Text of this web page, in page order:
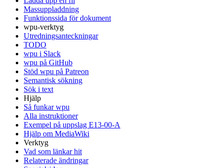
Massuppladdning
Funktionssida för dokument
wpu-verktyg
Utredningsanteckningar
TODO
wpu i Slack
wpu på GitHub
Stöd wpu på Patreon
Semantisk sökning
Sök i text
Hjälp
Så funkar wpu
Alla instruktioner
Exempel på uppslag E13-00-A
Hjälp om MediaWiki
Verktyg
Vad som länkar hit
Relaterade ändringar